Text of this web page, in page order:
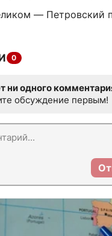
— Петровский
0
ни одного
обсуждение первым!